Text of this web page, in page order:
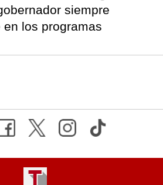
siempre
los programas